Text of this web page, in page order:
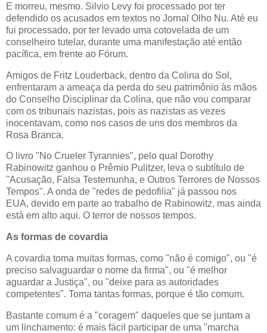
E morreu, mesmo. Silvio Levy foi processado por ter
defendido os acusados em textos no Jornal Olho Nu. Até eu
fui processado, por ter levado uma cotovelada de um
conselheiro tutelar, durante uma manifestação até então
pacífica, em frente ao Fórum.
Amigos de Fritz Louderback, dentro da Colina do Sol,
enfrentaram a ameaça da perda do seu patrimônio às mãos
do Conselho Disciplinar da Colina, que não vou comparar
com os tribunais nazistas, pois as nazistas as vezes
inocentavam, como nos casos de uns dos membros da
Rosa Branca.
O livro "No Crueler Tyrannies", pelo qual Dorothy
Rabinowitz ganhou o Prêmio Pulitzer, leva o subtítulo de
"Acusação, Falsa Testemunha, e Outros Terrores de Nossos
Tempos". A onda de "redes de pedofilia" já passou nos
EUA, devido em parte ao trabalho de Rabinowitz, mas ainda
está em alto aqui. O terror de nossos tempos.
As formas de covardia
A covardia toma muitas formas, como "não é comigo", ou "é
preciso salvaguardar o nome da firma", ou "é melhor
aguardar a Justiça", ou "deixe para as autoridades
competentes". Toma tantas formas, porque é tão comum.
Bastante comum é a "coragem" daqueles que se juntam a
um linchamento: é mais fácil participar de uma "marcha